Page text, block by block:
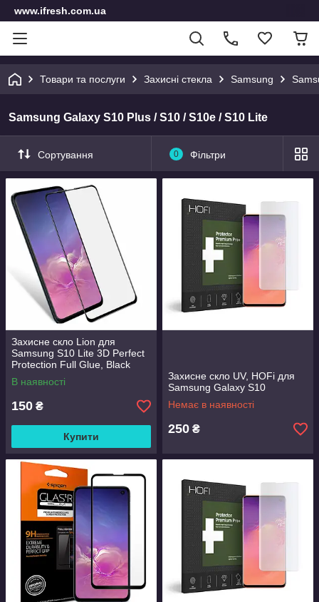
www.ifresh.com.ua
Товари та послуги Захисні стекла Samsung
Samsung Galaxy S10 Plus / S10 / S10e / S10 Lite
Сортування 0 Фільтри
Захисне скло Lion для
Samsung S10 Lite 3D Perfect
Protection Full Glue, Black
В наявності
150 ₴
Купити
Захисне скло UV, HOFi для
Samsung Galaxy S10
Немає в наявності
250 ₴